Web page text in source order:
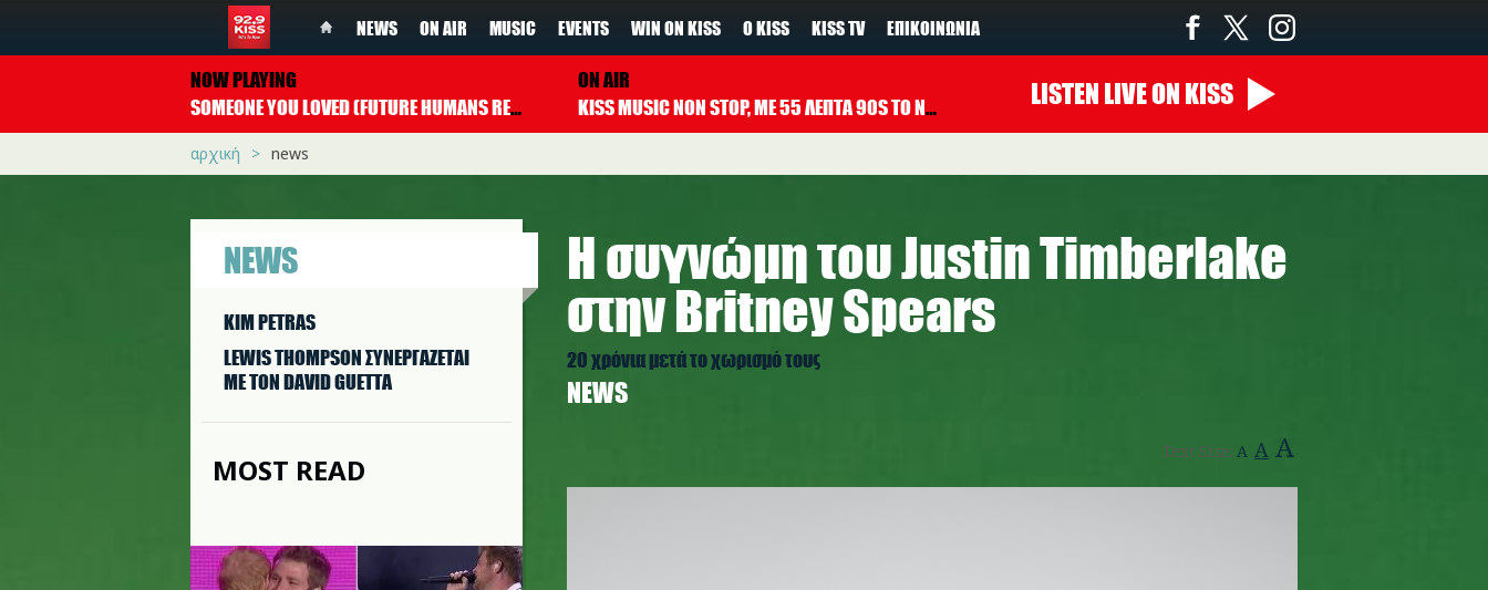
NEWS ON AIR MUSIC EVENTS WIN ON KISS Ο KISS KISS TV ΕΠΙΚΟΙΝΩΝΊΑ
NOW PLAYING
SOMEONE YOU LOVED (FUTURE HUMANS REMIX)
LEWIS CAPALDI
ON AIR
KISS MUSIC NON STOP, ΜΕ 55 ΛΕΠΤΑ 90S TO NOW ΚΑΘΕ ΩΡΑ
14:00 - 00:00
LISTEN LIVEON KISS
αρχική news
NEWS
KIM PETRAS
LEWIS THOMPSON ΣΥΝΕΡΓAΖΕΤΑΙ
ΜΕ ΤΟΝ DAVID GUETTA
MOST READ
Η συγνώμη του Justin Timberlake
στην Britney Spears
20 χρόνια μετά το χωρισμό τους
NEWS
Text Size: A A A
sorry1_kiss_pexels.jpg